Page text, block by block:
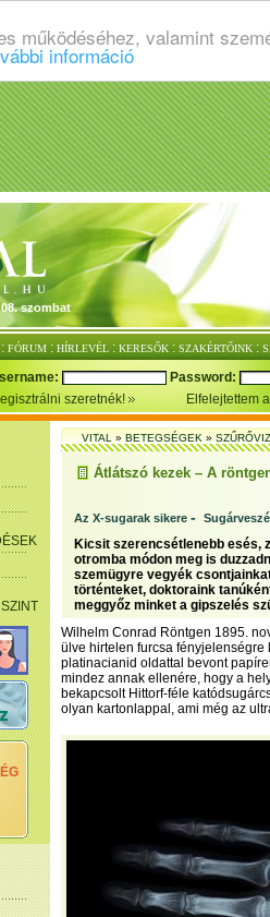
működéséhez, valamint
információ
szombat
: FÓRUM : HÍRLEVÉL : KERESŐK : SZAKÉRTŐINK :
Password:
szeretnék!
Elfelejtettem
VITAL»BETEGSÉGEK»
Átlátszó kezek – A
Az X-sugarak sikere -
Kicsit szerencsétlenebb esés,
otromba módon meg is
szemügyre vegyék
történteket, doktoraink
meggyőz minket a gipszelés
Wilhelm Conrad Röntgen 1895.
ülve hirtelen furcsa
platinacianid oldattal bevont
mindez annak ellenére, hogy a
bekapcsolt Hittorf-féle
olyan kartonlappal, ami még az